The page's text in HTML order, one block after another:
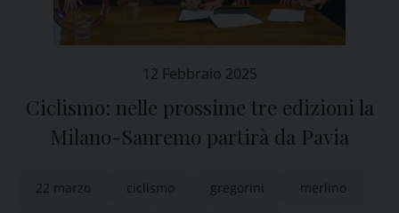
12 Febbraio 2025
Ciclismo: nelle prossime tre edizioni la
Milano-Sanremo partirà da Pavia
22 marzo ciclismo gregorini merlino